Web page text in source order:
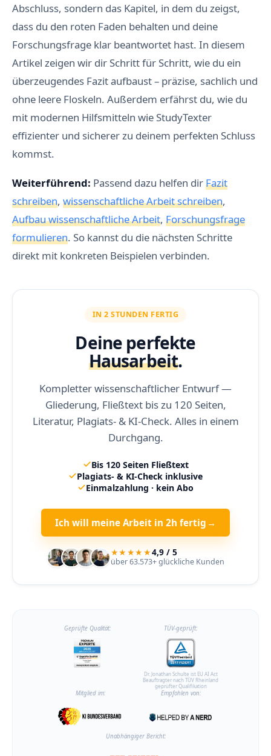
Abschluss, sondern das Kapitel, in dem du zeigst,
dass du den roten Faden behalten und deine
Forschungsfrage klar beantwortet hast. In diesem
Artikel zeigen wir dir Schritt für Schritt, wie du ein
überzeugendes Fazit aufbaust – präzise, sachlich und
ohne leere Floskeln. Außerdem erfährst du, wie du
mit modernen Hilfsmitteln wie StudyTexter
effizienter und sicherer zu deinem perfekten Schluss
kommst.
Weiterführend: Passend dazu helfen dirFazit
schreiben, wissenschaftliche Arbeit schreiben,
Aufbau wissenschaftliche Arbeit, Forschungsfrage
formulieren. So kannst du die nächsten Schritte
direkt mit konkreten Beispielen verbinden.
IN 2 STUNDEN FERTIG
Deine perfekte
Hausarbeit.
Kompletter wissenschaftlicher Entwurf —
Gliederung, Fließtext bis zu 120 Seiten,
Literatur, Plagiats- & KI-Check. Alles in einem
Durchgang.
Bis 120 Seiten Fließtext
Plagiats- & KI-Check inklusive
Einmalzahlung · kein Abo
Ich will meine Arbeit in 2h fertig →
★★★★★4,9 / 5
über 63.573+ glückliche Kunden
Geprüfte Qualität: TÜV-geprüft:
Dr. Jonathan Schulte ist EU AI Act
Beauftragter nach TÜV Rheinland
geprüfter Qualifikation
Mitglied im: Empfohlen von:
Unabhängiger Bericht: